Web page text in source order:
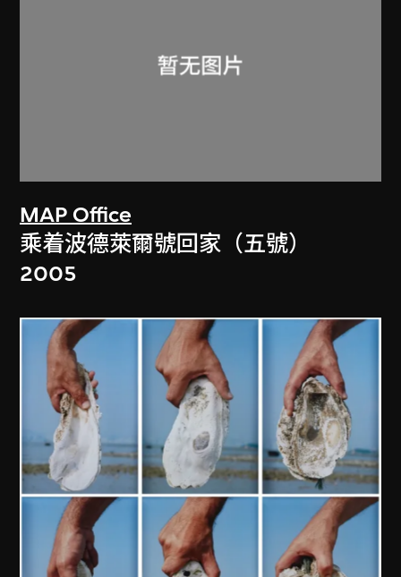
MAP Office
乘着波德萊爾號回家（五號）
2005